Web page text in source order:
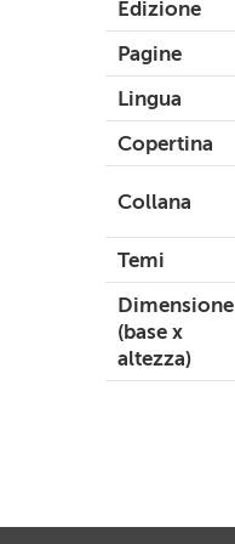
Edizione
Pagine
Lingua
Copertina
Collana
Temi
Dimensione
(base x
altezza)